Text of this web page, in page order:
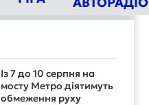
Із 7 до 10 серпня на
мосту Метро діятимуть
обмеження руху